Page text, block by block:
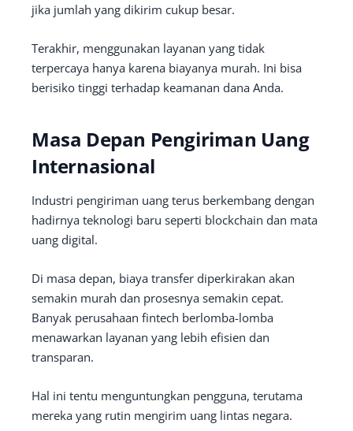
jika jumlah yang dikirim cukup besar.
Terakhir, menggunakan layanan yang tidak
terpercaya hanya karena biayanya murah. Ini bisa
berisiko tinggi terhadap keamanan dana Anda.
Masa Depan Pengiriman Uang
Internasional
Industri pengiriman uang terus berkembang dengan
hadirnya teknologi baru seperti blockchain dan mata
uang digital.
Di masa depan, biaya transfer diperkirakan akan
semakin murah dan prosesnya semakin cepat.
Banyak perusahaan fintech berlomba-lomba
menawarkan layanan yang lebih efisien dan
transparan.
Hal ini tentu menguntungkan pengguna, terutama
mereka yang rutin mengirim uang lintas negara.